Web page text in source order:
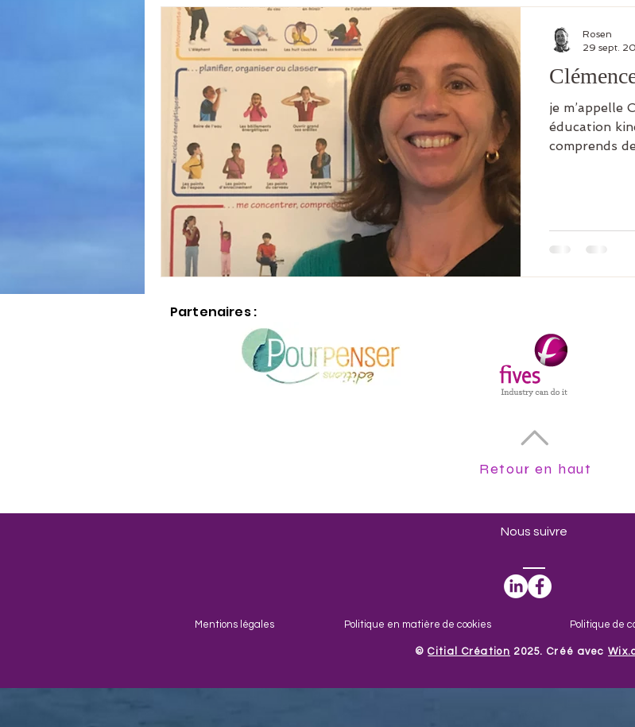
je m’appelle
éducation kinesthésique.
comprends
Rosen
29 sept.
Partenaires :
Retour en haut
Nous suivre
Mentions légales Politique en matière de cookies Politique de
​©Citial Création 2025. Créé avec